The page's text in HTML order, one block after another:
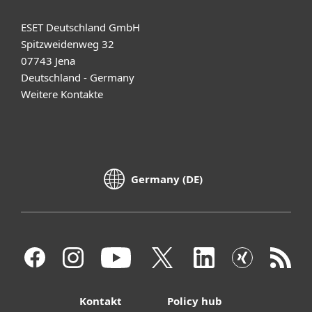
ESET Deutschland GmbH
Spitzweidenweg 32
07743 Jena
Deutschland - Germany
Weitere Kontakte
Germany (DE)
Kontakt Policy hub